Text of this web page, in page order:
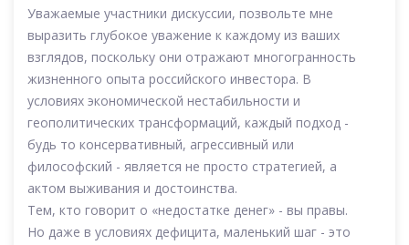
Уважаемые участники дискуссии, позвольте мне
выразить глубокое уважение к каждому из ваших
взглядов, поскольку они отражают многогранность
жизненного опыта российского инвестора. В
условиях экономической нестабильности и
геополитических трансформаций, каждый подход -
будь то консервативный, агрессивный или
философский - является не просто стратегией, а
актом выживания и достоинства.
Тем, кто говорит о «недостатке денег» - вы правы.
Но даже в условиях дефицита, маленький шаг - это